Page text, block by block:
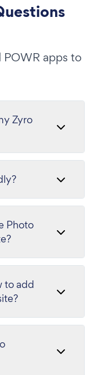
apps to
Zyro
Photo
to add